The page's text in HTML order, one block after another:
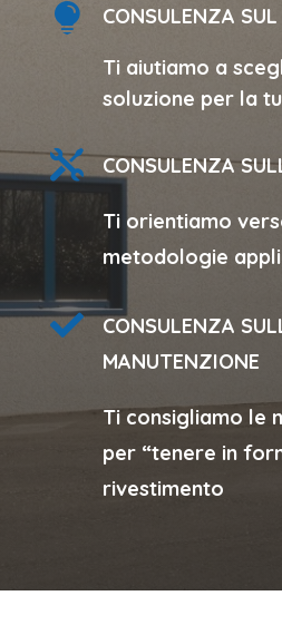

CONSULENZA
Ti aiutiamo a
soluzione per la
 CONSULENZA
Ti orientiamo
metodologie

CONSULENZA
MANUTENZIONE
Ti consigliamo le
per “tenere in
rivestimento